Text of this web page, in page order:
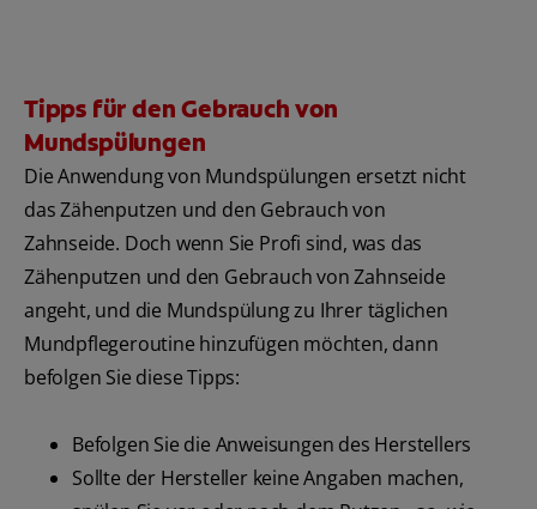
Tipps für den Gebrauch von
Mundspülungen
Die Anwendung von Mundspülungen ersetzt nicht
das Zähenputzen und den Gebrauch von
Zahnseide. Doch wenn Sie Profi sind, was das
Zähenputzen und den Gebrauch von Zahnseide
angeht, und die Mundspülung zu Ihrer täglichen
Mundpflegeroutine hinzufügen möchten, dann
befolgen Sie diese Tipps:
Befolgen Sie die Anweisungen des Herstellers
Sollte der Hersteller keine Angaben machen,